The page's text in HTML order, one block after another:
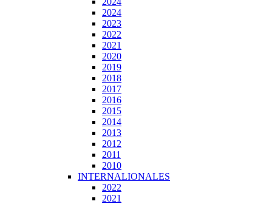
2024
2023
2022
2021
2020
2019
2018
2017
2016
2015
2014
2013
2012
2011
2010
INTERNALIONALES
2022
2021